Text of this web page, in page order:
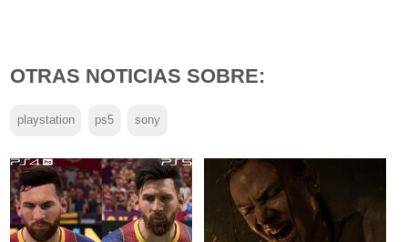
OTRAS NOTICIAS SOBRE:
playstation ps5 sony